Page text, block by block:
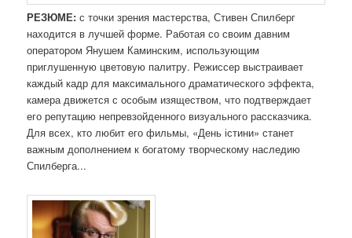
РЕЗЮМЕ: с точки зрения мастерства, Стивен Спилберг
находится в лучшей форме. Работая со своим давним
оператором Янушем Каминским, использующим
приглушенную цветовую палитру. Режиссер выстраивает
каждый кадр для максимального драматического эффекта,
камера движется с особым изяществом, что подтверждает
его репутацию непревзойденного визуального рассказчика.
Для всех, кто любит его фильмы, «День істини» станет
важным дополнением к богатому творческому наследию
Спилберга...